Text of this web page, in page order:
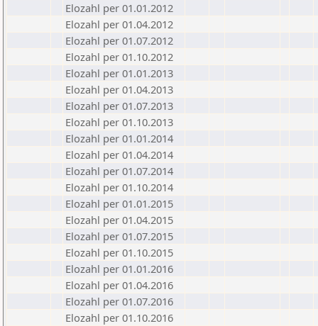
Elozahl per 01.01.2012
Elozahl per 01.04.2012
Elozahl per 01.07.2012
Elozahl per 01.10.2012
Elozahl per 01.01.2013
Elozahl per 01.04.2013
Elozahl per 01.07.2013
Elozahl per 01.10.2013
Elozahl per 01.01.2014
Elozahl per 01.04.2014
Elozahl per 01.07.2014
Elozahl per 01.10.2014
Elozahl per 01.01.2015
Elozahl per 01.04.2015
Elozahl per 01.07.2015
Elozahl per 01.10.2015
Elozahl per 01.01.2016
Elozahl per 01.04.2016
Elozahl per 01.07.2016
Elozahl per 01.10.2016